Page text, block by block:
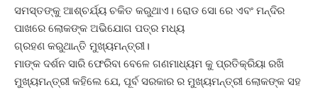
ସମସ୍ତଙ୍କୁ ଆଶ୍ଚର୍ଯ୍ୟ ଚକିତ କରୁଥାଏ। ରୋଡ ସୋ ରେ ଏବଂ ମନ୍ଦିର
ପାଖରେ ଲୋକଙ୍କ ଅଭିଯୋଗ ପତ୍ର ମଧ୍ୟ
ଗ୍ରହଣ କରୁଥାନ୍ତି ମୁଖ୍ୟମନ୍ତ୍ରୀ।
ମାଙ୍କ ଦର୍ଶନ ସାରି ଫେରିବା ବେଳେ ଗଣମାଧ୍ୟମ କୁ ପ୍ରତିକ୍ରିୟା ରଖି
ମୁଖ୍ୟମନ୍ତ୍ରୀ କହିଲେ ଯେ, ପୂର୍ବ ସରକାର ର ମୁଖ୍ୟମନ୍ତ୍ରୀ ଲୋକଙ୍କ ସହ